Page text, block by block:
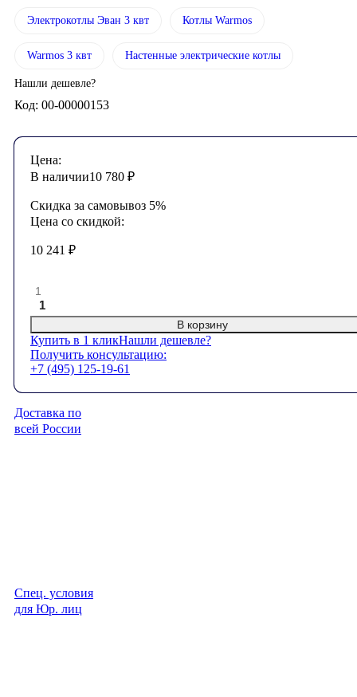
Электрокотлы Эван 3 квт Котлы Warmos
Warmos 3 квт Настенные электрические котлы
Нашли дешевле?
Код: 00-00000153
Цена:
В наличии10 780 ₽
Скидка за самовывоз 5%
Цена со скидкой:
10 241 ₽
1
В корзину
Купить в 1 кликНашли дешевле?
Получить консультацию:
+7 (495) 125-19-61
Доставка по
всей России
Спец. условия
для Юр. лиц